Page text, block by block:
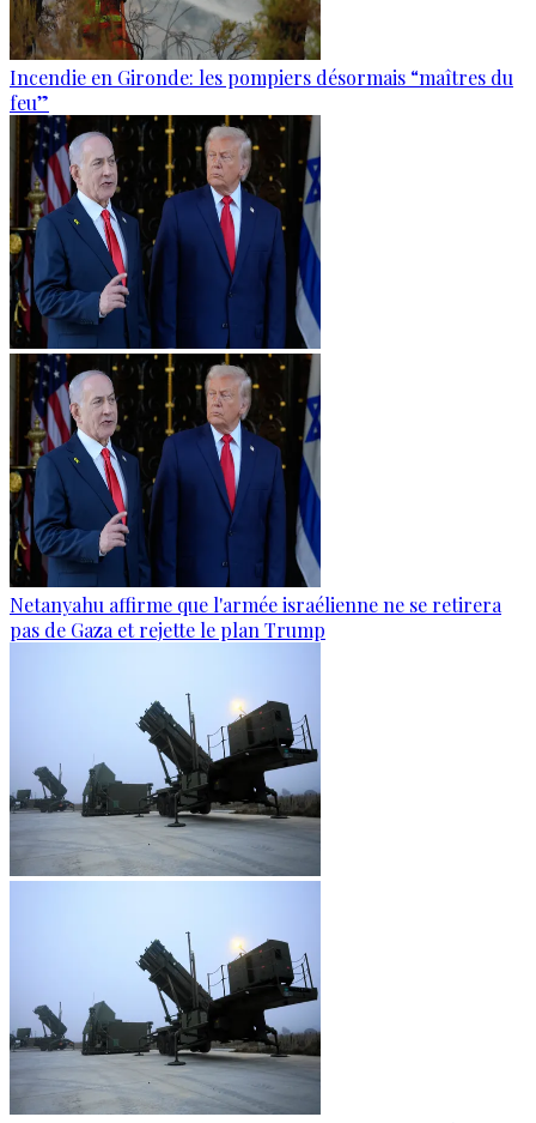
Incendie en Gironde: les pompiers désormais “maîtres du
feu”
Netanyahu affirme que l'armée israélienne ne se retirera
pas de Gaza et rejette le plan Trump